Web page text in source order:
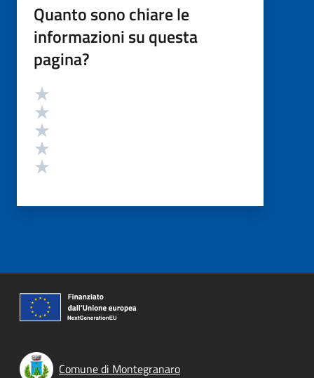
Quanto sono chiare le
informazioni su questa
pagina?
Valutazione
Comune di Montegranaro